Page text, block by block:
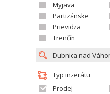
Myjava
Partizánske
Prievidza
Trenčín
Typ inzerátu
Prodej